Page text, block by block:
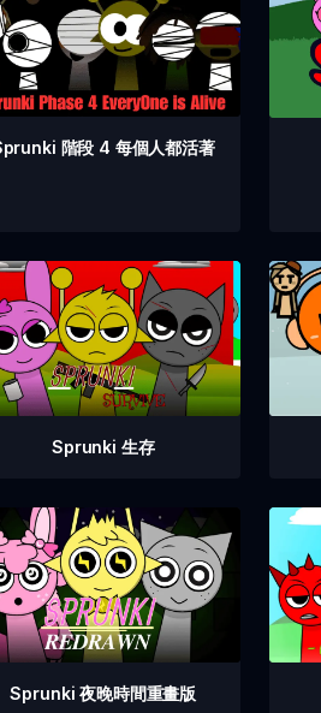
階段 4 每個人都活著
Sprunki 生存
Sprunki 夜晚時間重畫版